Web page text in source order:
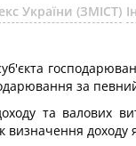
України (ЗМІСТ)
за
та валових
визначення доходу